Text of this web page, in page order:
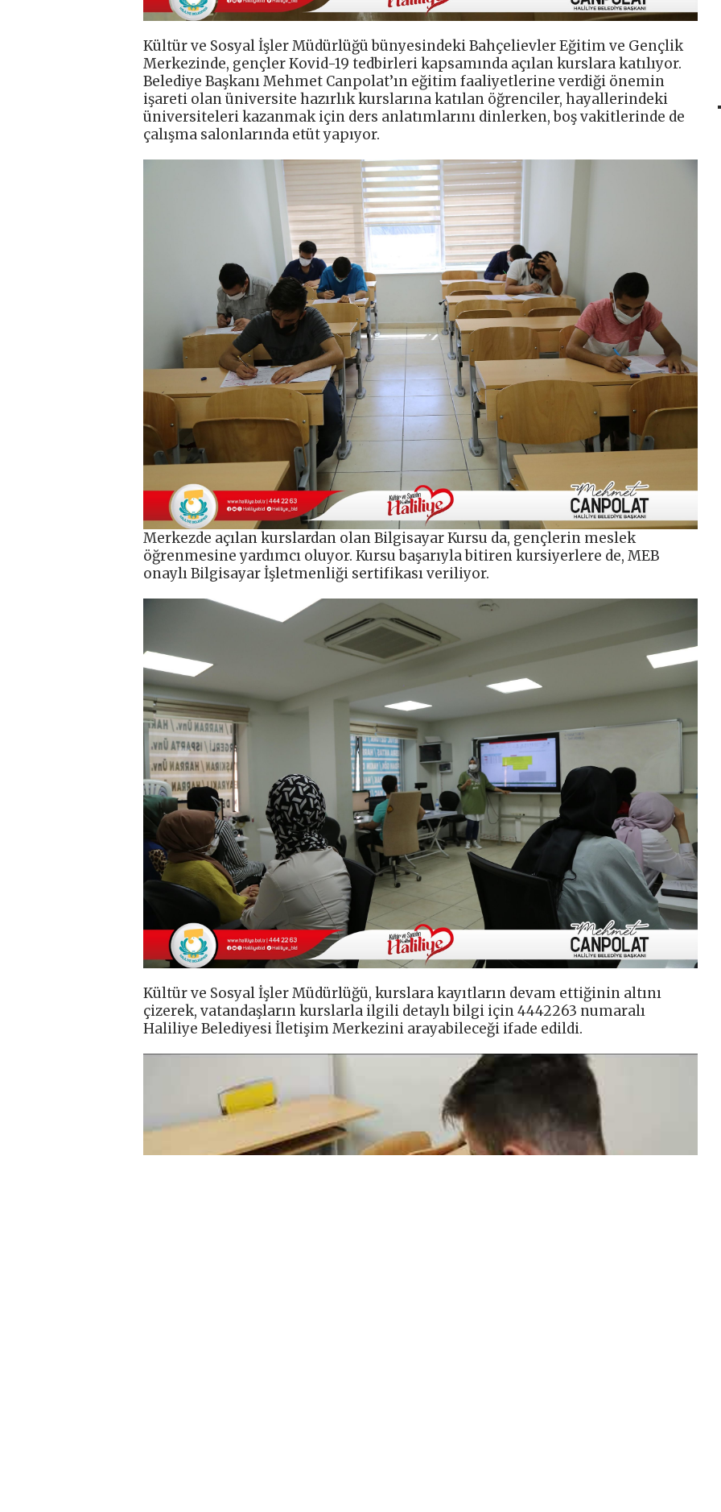
Kültür ve Sosyal İşler Müdürlüğü bünyesindeki Bahçelievler Eğitim ve Gençlik
Merkezinde, gençler Kovid-19 tedbirleri kapsamında açılan kurslara katılıyor.
Belediye Başkanı Mehmet Canpolat’ın eğitim faaliyetlerine verdiği önemin
işareti olan üniversite hazırlık kurslarına katılan öğrenciler, hayallerindeki
üniversiteleri kazanmak için ders anlatımlarını dinlerken, boş vakitlerinde de
çalışma salonlarında etüt yapıyor.
Merkezde açılan kurslardan olan Bilgisayar Kursu da, gençlerin meslek
öğrenmesine yardımcı oluyor. Kursu başarıyla bitiren kursiyerlere de, MEB
onaylı Bilgisayar İşletmenliği sertifikası veriliyor.
Kültür ve Sosyal İşler Müdürlüğü, kurslara kayıtların devam ettiğinin altını
çizerek, vatandaşların kurslarla ilgili detaylı bilgi için 4442263 numaralı
Haliliye Belediyesi İletişim Merkezini arayabileceği ifade edildi.